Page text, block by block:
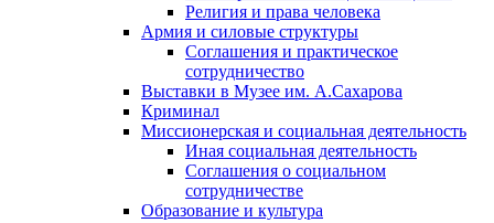
Религия и права человека
Армия и силовые структуры
Соглашения и практическое
сотрудничество
Выставки в Музее им. А.Сахарова
Криминал
Миссионерская и социальная деятельность
Иная социальная деятельность
Соглашения о социальном
сотрудничестве
Образование и культура